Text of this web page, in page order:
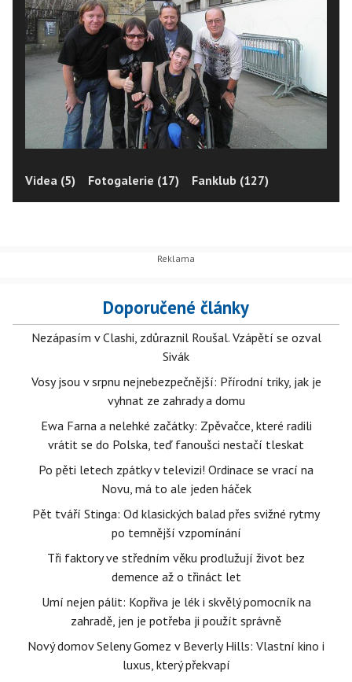
Videa (5) Fotogalerie (17) Fanklub (127)
Doporučené články
Nezápasím v Clashi, zdůraznil Roušal. Vzápětí se ozval
Sivák
Vosy jsou v srpnu nejnebezpečnější: Přírodní triky, jak je
vyhnat ze zahrady a domu
Ewa Farna a nelehké začátky: Zpěvačce, které radili
vrátit se do Polska, teď fanoušci nestačí tleskat
Po pěti letech zpátky v televizi! Ordinace se vrací na
Novu, má to ale jeden háček
Pět tváří Stinga: Od klasických balad přes svižné rytmy
po temnější vzpomínání
Tři faktory ve středním věku prodlužují život bez
demence až o třináct let
Umí nejen pálit: Kopřiva je lék i skvělý pomocník na
zahradě, jen je potřeba ji použít správně
Nový domov Seleny Gomez v Beverly Hills: Vlastní kino i
luxus, který překvapí